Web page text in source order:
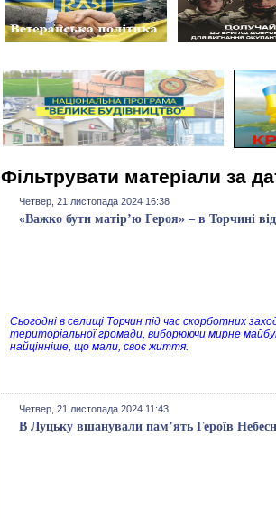
Фільтрувати матеріали за
Четвер, 21 листопада 2024 16:38
«Важко бути матір’ю Героя» – в Торчині
Сьогодні в селищі Торчин під час скорботних
територіальної громади, виборюючи мирне
найцінніше, що мали, своє життя.
Четвер, 21 листопада 2024 11:43
В Луцьку вшанували пам’ять Героїв